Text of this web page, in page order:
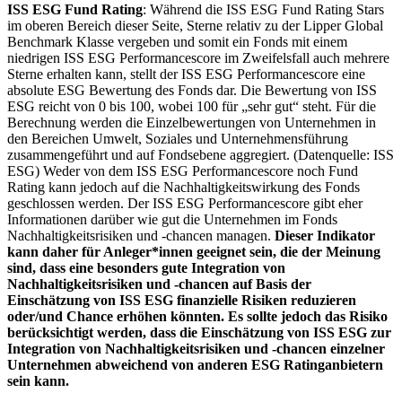
ISS ESG Fund Rating: Während die ISS ESG Fund Rating Stars
im oberen Bereich dieser Seite, Sterne relativ zu der Lipper Global
Benchmark Klasse vergeben und somit ein Fonds mit einem
niedrigen ISS ESG Performancescore im Zweifelsfall auch mehrere
Sterne erhalten kann, stellt der ISS ESG Performancescore eine
absolute ESG Bewertung des Fonds dar. Die Bewertung von ISS
ESG reicht von 0 bis 100, wobei 100 für „sehr gut“ steht. Für die
Berechnung werden die Einzelbewertungen von Unternehmen in
den Bereichen Umwelt, Soziales und Unternehmensführung
zusammengeführt und auf Fondsebene aggregiert. (Datenquelle: ISS
ESG) Weder von dem ISS ESG Performancescore noch Fund
Rating kann jedoch auf die Nachhaltigkeitswirkung des Fonds
geschlossen werden. Der ISS ESG Performancescore gibt eher
Informationen darüber wie gut die Unternehmen im Fonds
Nachhaltigkeitsrisiken und -chancen managen. Dieser Indikator
kann daher für Anleger*innen geeignet sein, die der Meinung
sind, dass eine besonders gute Integration von
Nachhaltigkeitsrisiken und -chancen auf Basis der
Einschätzung von ISS ESG finanzielle Risiken reduzieren
oder/und Chance erhöhen könnten. Es sollte jedoch das Risiko
berücksichtigt werden, dass die Einschätzung von ISS ESG zur
Integration von Nachhaltigkeitsrisiken und -chancen einzelner
Unternehmen abweichend von anderen ESG Ratinganbietern
sein kann.